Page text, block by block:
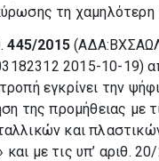
τη χαμηλότερη
445/2015
2015-10-19)
εγκρίνει την
της προμήθειας με
και
με τις υπ’ αριθ.